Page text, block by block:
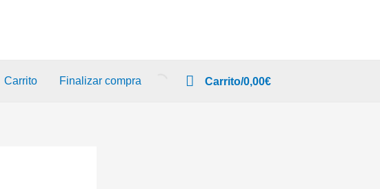
Carrito Finalizar compra Carrito/0,00€